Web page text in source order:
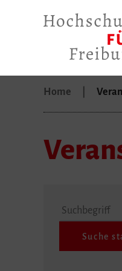
Home
Suchbegriff